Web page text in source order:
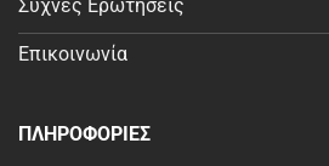
Συχνές Ερωτήσεις
Επικοινωνία
ΠΛΗΡΟΦΟΡΙΕΣ